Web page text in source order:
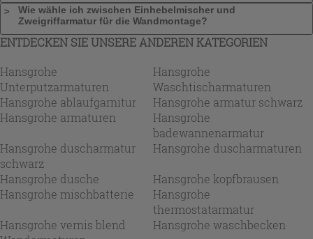
Wie wähle ich zwischen Einhebelmischer und
Zweigriffarmatur für die Wandmontage?
ENTDECKEN SIE UNSERE ANDEREN KATEGORIEN
Hansgrohe
Unterputzarmaturen
Hansgrohe
Waschtischarmaturen
Hansgrohe ablaufgarnitur
Hansgrohe armatur schwarz
Hansgrohe armaturen
Hansgrohe
badewannenarmatur
Hansgrohe duscharmatur
schwarz
Hansgrohe duscharmaturen
Hansgrohe dusche
Hansgrohe kopfbrausen
Hansgrohe mischbatterie
Hansgrohe
thermostatarmatur
Hansgrohe vernis blend
Hansgrohe waschbecken